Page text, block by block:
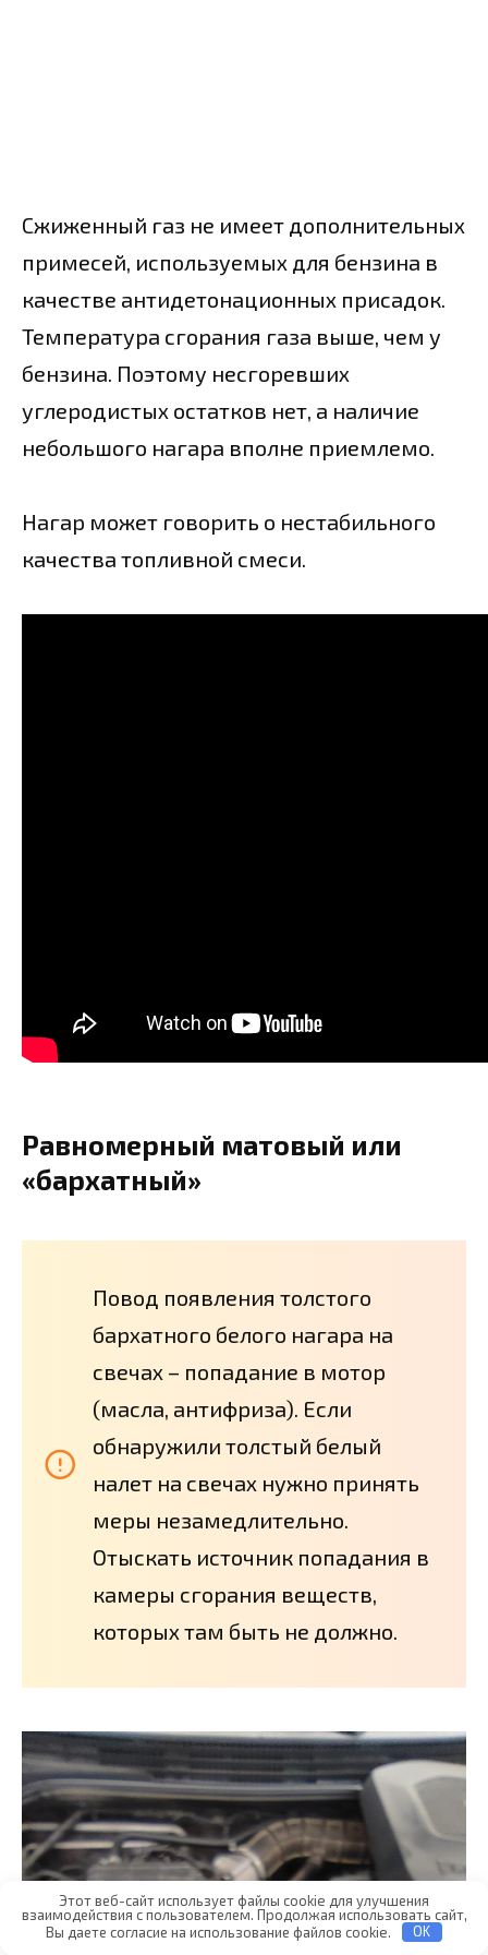
Сжиженный газ не имеет дополнительных
примесей, используемых для бензина в
качестве антидетонационных присадок.
Температура сгорания газа выше, чем у
бензина. Поэтому несгоревших
углеродистых остатков нет, а наличие
небольшого нагара вполне приемлемо.
Нагар может говорить о нестабильного
качества топливной смеси.
Равномерный матовый или
«бархатный»
Повод появления толстого
бархатного белого нагара на
свечах – попадание в мотор
(масла, антифриза). Если
обнаружили толстый белый
налет на свечах нужно принять
меры незамедлительно.
Отыскать источник попадания в
камеры сгорания веществ,
которых там быть не должно.
Этот веб-сайт использует файлы cookie для улучшения
взаимодействия с пользователем. Продолжая использовать сайт,
Вы даете согласие на использование файлов cookie.
OK